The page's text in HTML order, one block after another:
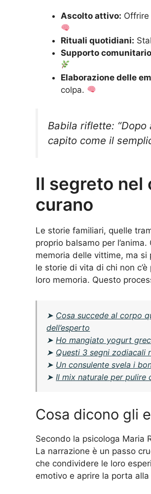
Ascolto attivo:
Rituali quotidiani:
Supporto
Elaborazione delle
colpa.
Babila riflette:
capito come il
Il segreto nel
curano
Le storie familiari, quelle
proprio balsamo per
memoria delle vittime, ma si
le storie di vita di chi non
loro memoria. Questo
➤ Cosa succede al corpo
dell’esperto
➤ Ho mangiato yogurt
➤ Questi 3 segni zodiacali
➤ Un consulente svela i
➤ Il mix naturale per pulire
Cosa dicono gli
Secondo la psicologa Maria
La narrazione è un passo
che condividere le loro
emotivo e aprire la porta alla